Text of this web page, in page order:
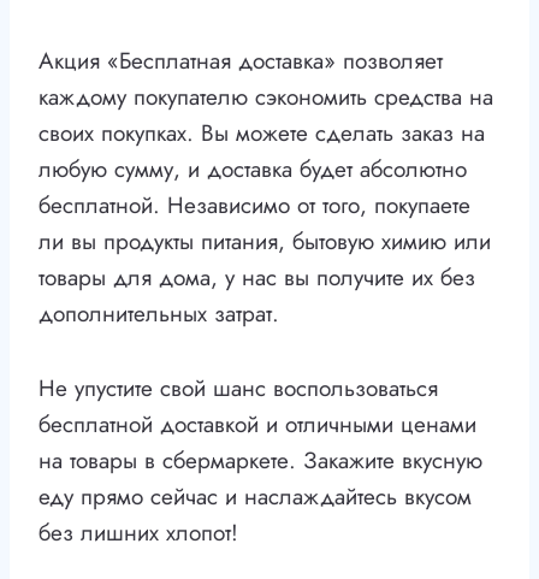
Акция «Бесплатная доставка» позволяет
каждому покупателю сэкономить средства на
своих покупках. Вы можете сделать заказ на
любую сумму, и доставка будет абсолютно
бесплатной. Независимо от того, покупаете
ли вы продукты питания, бытовую химию или
товары для дома, у нас вы получите их без
дополнительных затрат.
Не упустите свой шанс воспользоваться
бесплатной доставкой и отличными ценами
на товары в сбермаркете. Закажите вкусную
еду прямо сейчас и наслаждайтесь вкусом
без лишних хлопот!